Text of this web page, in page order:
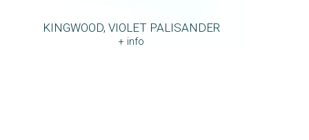
KINGWOOD, VIOLET PALISANDER
+ info